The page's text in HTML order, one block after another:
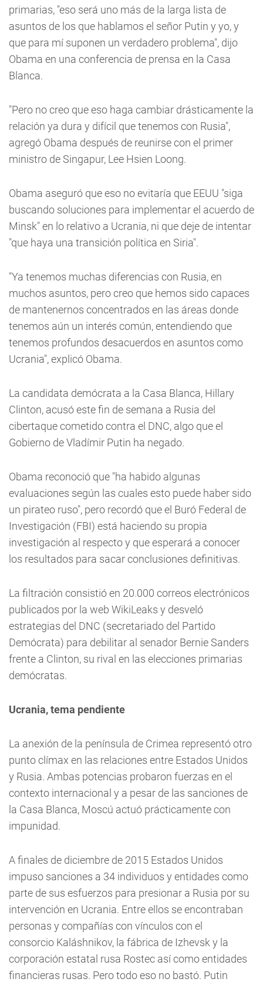
primarias, "eso será uno más de la larga lista de
asuntos de los que hablamos el señor Putin y yo, y
que para mí suponen un verdadero problema", dijo
Obama en una conferencia de prensa en la Casa
Blanca.
"Pero no creo que eso haga cambiar drásticamente la
relación ya dura y difícil que tenemos con Rusia",
agregó Obama después de reunirse con el primer
ministro de Singapur, Lee Hsien Loong.
Obama aseguró que eso no evitaría que EEUU "siga
buscando soluciones para implementar el acuerdo de
Minsk" en lo relativo a Ucrania, ni que deje de intentar
"que haya una transición política en Siria".
"Ya tenemos muchas diferencias con Rusia, en
muchos asuntos, pero creo que hemos sido capaces
de mantenernos concentrados en las áreas donde
tenemos aún un interés común, entendiendo que
tenemos profundos desacuerdos en asuntos como
Ucrania", explicó Obama.
La candidata demócrata a la Casa Blanca, Hillary
Clinton, acusó este fin de semana a Rusia del
cibertaque cometido contra el DNC, algo que el
Gobierno de Vladímir Putin ha negado.
Obama reconoció que "ha habido algunas
evaluaciones según las cuales esto puede haber sido
un pirateo ruso", pero recordó que el Buró Federal de
Investigación (FBI) está haciendo su propia
investigación al respecto y que esperará a conocer
los resultados para sacar conclusiones definitivas.
La filtración consistió en 20.000 correos electrónicos
publicados por la web WikiLeaks y desveló
estrategias del DNC (secretariado del Partido
Demócrata) para debilitar al senador Bernie Sanders
frente a Clinton, su rival en las elecciones primarias
demócratas.
Ucrania, tema pendiente
La anexión de la península de Crimea representó otro
punto clímax en las relaciones entre Estados Unidos
y Rusia. Ambas potencias probaron fuerzas en el
contexto internacional y a pesar de las sanciones de
la Casa Blanca, Moscú actuó prácticamente con
impunidad.
A finales de diciembre de 2015 Estados Unidos
impuso sanciones a 34 individuos y entidades como
parte de sus esfuerzos para presionar a Rusia por su
intervención en Ucrania. Entre ellos se encontraban
personas y compañías con vínculos con el
consorcio Kaláshnikov, la fábrica de Izhevsk y la
corporación estatal rusa Rostec así como entidades
financieras rusas. Pero todo eso no bastó. Putin